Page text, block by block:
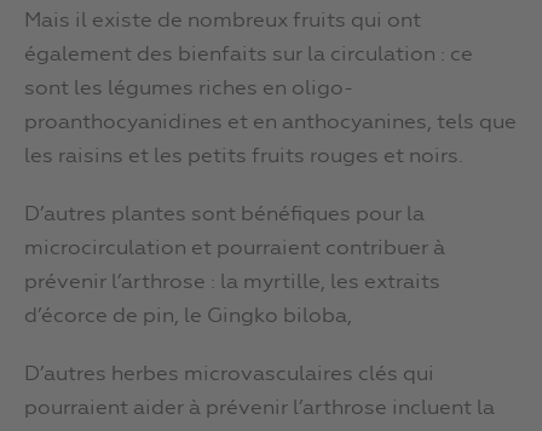
Mais il existe de nombreux fruits qui ont
également des bienfaits sur la circulation : ce
sont les légumes riches en oligo-
proanthocyanidines et en anthocyanines, tels que
les raisins et les petits fruits rouges et noirs.
D’autres plantes sont bénéfiques pour la
microcirculation et pourraient contribuer à
prévenir l’arthrose : la myrtille, les extraits
d’écorce de pin, le Gingko biloba,
D’autres herbes microvasculaires clés qui
pourraient aider à prévenir l’arthrose incluent la